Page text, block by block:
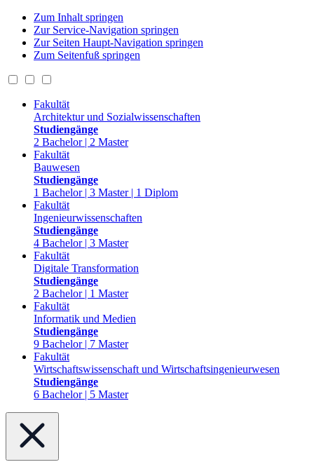
Zum Inhalt springen
Zur Service-Navigation springen
Zur Seiten Haupt-Navigation springen
Zum Seitenfuß springen
Fakultät
Architektur und Sozialwissenschaften
Studiengänge
2 Bachelor | 2 Master
Fakultät
Bauwesen
Studiengänge
1 Bachelor | 3 Master | 1 Diplom
Fakultät
Ingenieurwissenschaften
Studiengänge
4 Bachelor | 3 Master
Fakultät
Digitale Transformation
Studiengänge
2 Bachelor | 1 Master
Fakultät
Informatik und Medien
Studiengänge
9 Bachelor | 7 Master
Fakultät
Wirtschaftswissenschaft und Wirtschaftsingenieurwesen
Studiengänge
6 Bachelor | 5 Master